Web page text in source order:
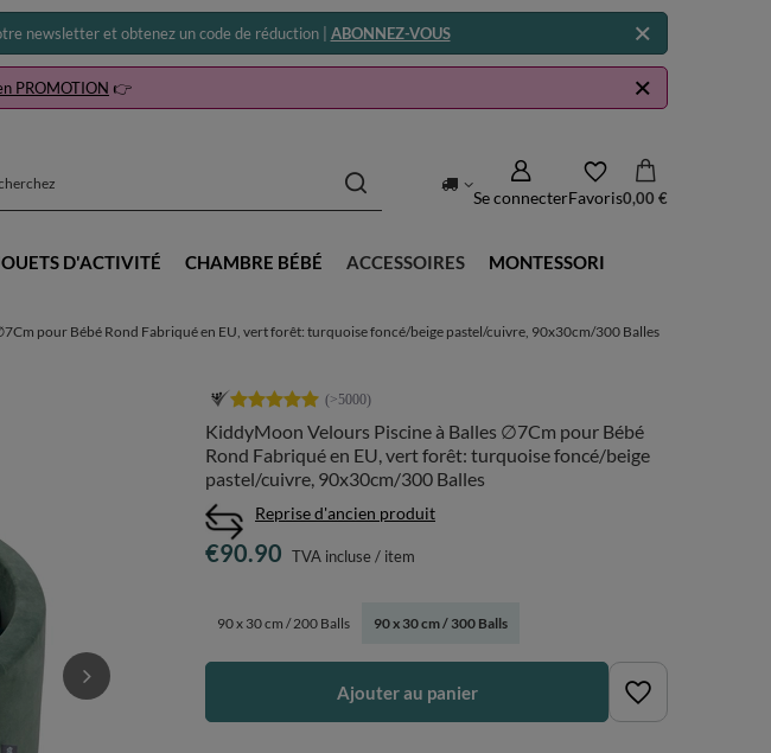
newsletter et obtenez un code de réduction | ABONNEZ-VOUS
PROMOTION 👉
Se connecterFavoris0,00 €
D'ACTIVITÉ CHAMBRE BÉBÉ ACCESSOIRES MONTESSORI
pour Bébé Rond Fabriqué en EU, vert forêt: turquoise foncé/beige pastel/cuivre, 90x30cm/300 Balles
KiddyMoon Velours Piscine à Balles ∅7Cm pour Bébé
Rond Fabriqué en EU, vert forêt: turquoise foncé/beige
pastel/cuivre, 90x30cm/300 Balles
Reprise d'ancien produit
90 x 30 cm / 200 Balls 90 x 30 cm / 300 Balls
€90.90 TVA incluse/ item
Ajouter au panier